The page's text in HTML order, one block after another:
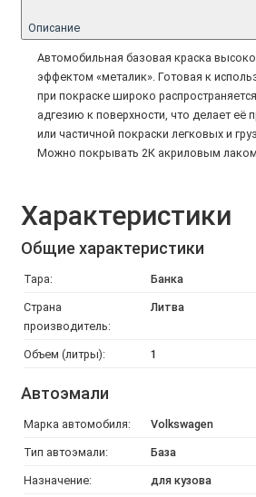
Описание
Автомобильная базовая краска
эффектом «металик». Готовая к
при покраске широко
адгезию к поверхности, что делает её
или частичной покраски легковых и
Можно покрывать 2К акриловым лаком.
Характеристики
Общие характеристики
Тара: Банка
Страна
производитель:
Литва
Объем (литры): 1
Автоэмали
Марка автомобиля: Volkswagen
Тип автоэмали: База
Назначение: для кузова